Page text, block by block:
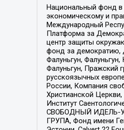
Национальный фонд в
экономическому и
Международный
Платформа за
центр защиты
фонд за демократию,
Фалуньгун,
Фалуньгун, Пражский
русскоязычных
России, Компания
Христианской
Институт
СВОБОДНЫЙ ИДЕЛЬ-
ГРУПА, Фонд имени